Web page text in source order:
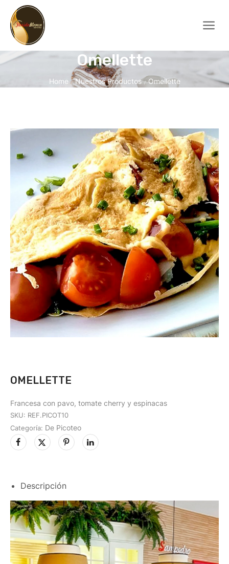
Omellette
Home / Nuestros Productos / Omellette
OMELLETTE
Francesa con pavo, tomate cherry y espinacas
SKU: REF.PICOT10
Categoría: De Picoteo
Descripción